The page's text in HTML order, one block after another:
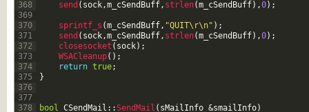
368
369
370
371
372
373
374
375
376
377
378
send ( sock ,m_cSendBuff , strlen(m_cSendBuff) ,0) ;
sprintf_s (m_cSendBuff , "QUIT\r\n" ) ;
send ( sock ,m_cSendBuff , strlen(m_cSendBuff) ,0) ;
closesocket ( sock) ;
WSACleanup( ) ;
return true;
}
bool CSendMail ::SendMail ( sMailInfo &smailInfo)